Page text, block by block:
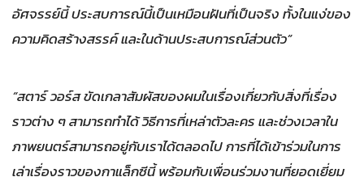
อัศจรรย์นี้ ประสบการณ์นี้เป็นเหมือนฝันที่เป็นจริง ทั้งในแง่ของ
ความคิดสร้างสรรค์ และในด้านประสบการณ์ส่วนตัว”
“สตาร์ วอร์ส ขัดเกลาสัมผัสของผมในเรื่องเกี่ยวกับสิ่งที่เรื่อง
ราวต่าง ๆ สามารถทำได้ วิธีการที่เหล่าตัวละคร และช่วงเวลาใน
ภาพยนตร์สามารถอยู่กับเราได้ตลอดไป การที่ได้เข้าร่วมในการ
เล่าเรื่องราวของกาแล็กซีนี้ พร้อมกับเพื่อนร่วมงานที่ยอดเยี่ยม